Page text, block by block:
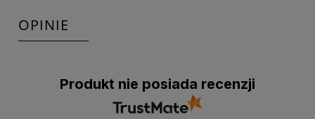
OPINIE
Produkt nie posiada recenzji